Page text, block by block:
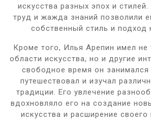
искусства разных эпох и
труд и жажда знаний позволили
собственный стиль и подход
Кроме того, Илья Арепин имел не
области искусства, но и другие
свободное время он занимался
путешествовал и изучал
традиции. Его увлечение
вдохновляло его на создание
искусства и расширение своего